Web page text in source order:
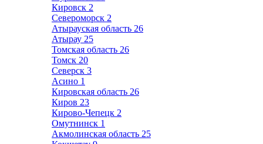
Кировск 2
Североморск 2
Атырауская область 26
Атырау 25
Томская область 26
Томск 20
Северск 3
Асино 1
Кировская область 26
Киров 23
Кирово-Чепецк 2
Омутнинск 1
Акмолинская область 25